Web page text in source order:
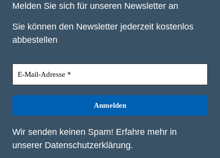
Melden Sie sich für unseren Newsletter an
Sie können den Newsletter jederzeit kostenlos
abbestellen
Wir senden keinen Spam! Erfahre mehr in
unserer Datenschutzerklärung.